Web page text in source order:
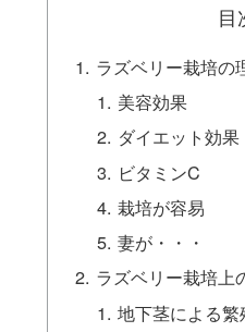
目
ラズベリー栽培の
美容効果
ダイエット効果
ビタミンC
栽培が容易
妻が・・・
ラズベリー栽培上
地下茎による繁